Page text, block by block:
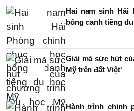
Hai nam sinh Hải
bổng danh tiếng
Giải mã sức hút
Mỹ trên đất Việt'
Hành trình chinh